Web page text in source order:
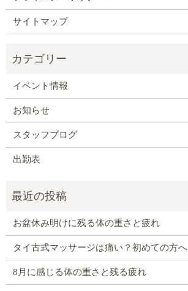
サイトマップ
イベント情報
お知らせ
スタッフブログ
出勤表
お盆休み明けに残る体の重さと疲れ
タイ古式マッサージは痛い？初めての方へ
8月に感じる体の重さと残る疲れ